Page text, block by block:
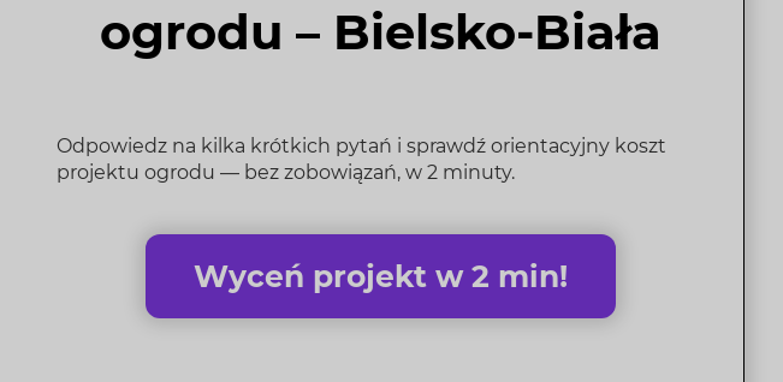
ogrodu – Bielsko-Biała
Odpowiedz na kilka krótkich pytań i sprawdź orientacyjny koszt
projektu ogrodu — bez zobowiązań, w 2 minuty.
Wyceń projekt w 2 min!